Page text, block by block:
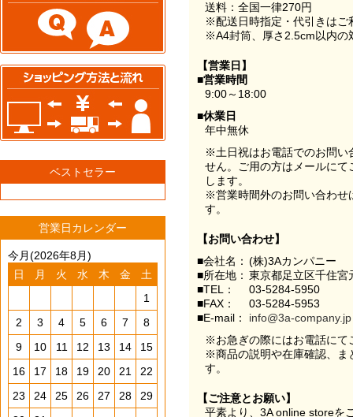
ベストセラー
営業日カレンダー
今月(2026年8月)
日
月 火 水 木 金
土
1
2
3 4 5 6 7
8
9
10 11 12 13 14
15
16
17 18 19 20 21
22
23
24 25 26 27 28
29
送料：全国一律270円
※配送日時指定・代引きはご
※A4封筒、厚さ2.5cm以内の
【営業日】
■営業時間
9:00～18:00
■休業日
年中無休
※土日祝はお電話でのお問い
せん。ご用の方はメールに
します。
※営業時間外のお問い合わせ
す。
【お問い合わせ】
■会社名： (株)3Aカンパニー
■所在地： 東京都足立区千住
■TEL：
03-5284-5950
■FAX：
03-5284-5953
■E-mail：
info@3a-company.jp
※お急ぎの際にはお電話にて
※商品の説明や在庫確認、ま
す。
【ご注意とお願い】
平素より、3A online storeを